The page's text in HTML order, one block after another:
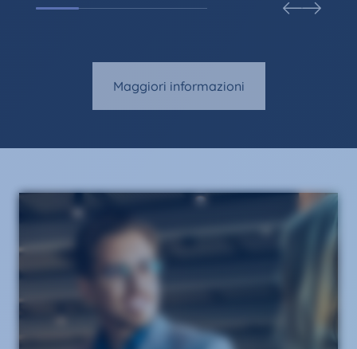
Maggiori informazioni